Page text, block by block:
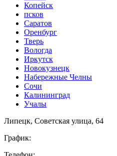
Копейск
псков
Саратов
Оренбург
Тверь
Вологда
Иркутск
Новокузнецк
Набережные Челны
Сочи
Калининград
Учалы
Липецк, Советская улица, 64
График: